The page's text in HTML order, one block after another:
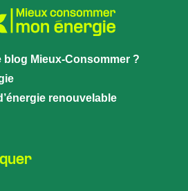
blog Mieux-Consommer ?
renouvelable